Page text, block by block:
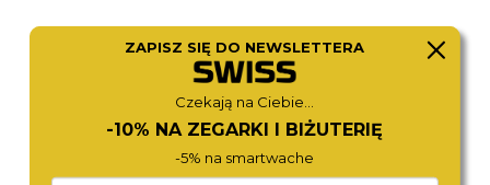
980,- 890,-
ZAPISZ SIĘ DO NEWSLETTERA
Czekają na Ciebie...
-10% NA ZEGARKI I BIŻUTERIĘ
-5% na smartwache